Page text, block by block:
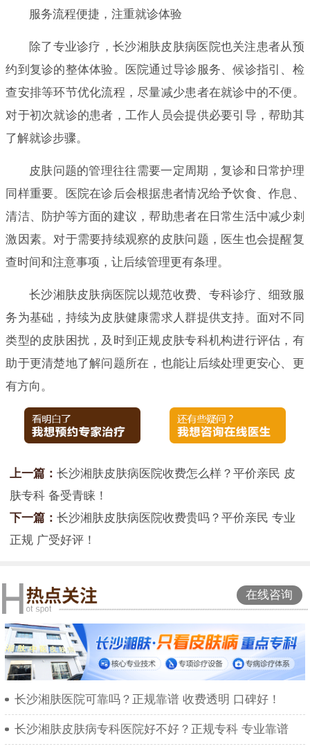
服务流程便捷，注重就诊体验
除了专业诊疗，长沙湘肤皮肤病医院也关注患者从预
约到复诊的整体体验。医院通过导诊服务、候诊指引、检
查安排等环节优化流程，尽量减少患者在就诊中的不便。
对于初次就诊的患者，工作人员会提供必要引导，帮助其
了解就诊步骤。
皮肤问题的管理往往需要一定周期，复诊和日常护理
同样重要。医院在诊后会根据患者情况给予饮食、作息、
清洁、防护等方面的建议，帮助患者在日常生活中减少刺
激因素。对于需要持续观察的皮肤问题，医生也会提醒复
查时间和注意事项，让后续管理更有条理。
长沙湘肤皮肤病医院以规范收费、专科诊疗、细致服
务为基础，持续为皮肤健康需求人群提供支持。面对不同
类型的皮肤困扰，及时到正规皮肤专科机构进行评估，有
助于更清楚地了解问题所在，也能让后续处理更安心、更
有方向。
上一篇： 长沙湘肤皮肤病医院收费怎么样？平价亲民 皮
肤专科 备受青睐！
下一篇： 长沙湘肤皮肤病医院收费贵吗？平价亲民 专业
正规 广受好评！
在线咨询
长沙湘肤医院可靠吗？正规靠谱 收费透明 口碑好！
长沙湘肤皮肤病专科医院好不好？正规专科 专业靠谱